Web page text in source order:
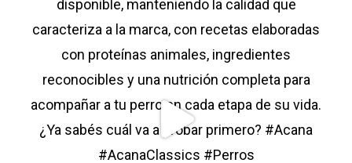
Gatos
Contacto
Blog
Donde